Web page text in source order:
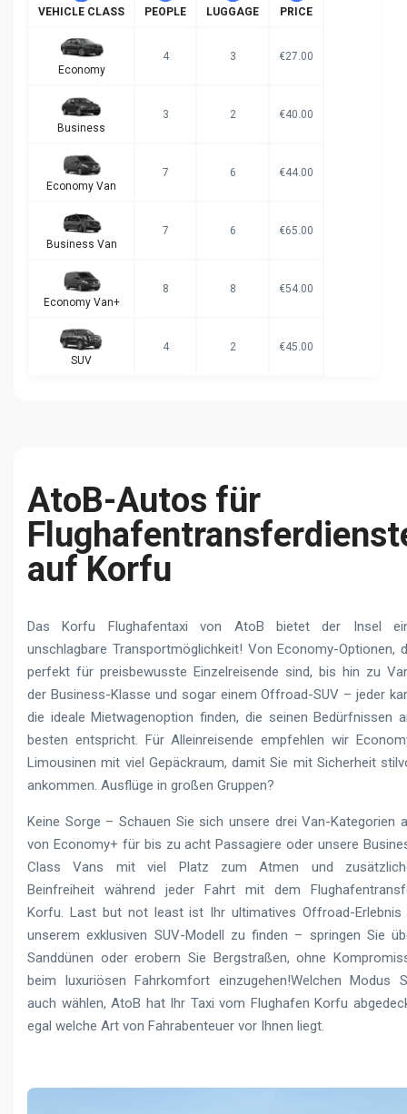
VEHICLE CLASS PEOPLE LUGGAGE PRICE
Economy
4 3 €27.00
Business
3 2 €40.00
Economy Van
7 6 €44.00
Business Van
7 6 €65.00
Economy Van+
8 8 €54.00
SUV
4 2 €45.00
AtoB-Autos für
auf Korfu
Das Korfu Flughafentaxi von AtoB bietet der Insel
unschlagbare Transportmöglichkeit! Von Economy-Optionen,
perfekt für preisbewusste Einzelreisende sind, bis hin zu
der Business-Klasse und sogar einem Offroad-SUV – jeder
die ideale Mietwagenoption finden, die seinen Bedürfnissen
besten entspricht. Für Alleinreisende empfehlen wir
Limousinen mit viel Gepäckraum, damit Sie mit Sicherheit
ankommen. Ausflüge in großen Gruppen?
Keine Sorge – Schauen Sie sich unsere drei Van-Kategorien
von Economy+ für bis zu acht Passagiere oder unsere
Class Vans mit viel Platz zum Atmen und
Beinfreiheit während jeder Fahrt mit dem
Korfu. Last but not least ist Ihr ultimatives Offroad-Erlebnis
unserem exklusiven SUV-Modell zu finden – springen Sie
Sanddünen oder erobern Sie Bergstraßen, ohne
beim luxuriösen Fahrkomfort einzugehen!Welchen Modus
auch wählen, AtoB hat Ihr Taxi vom Flughafen Korfu
egal welche Art von Fahrabenteuer vor Ihnen liegt.